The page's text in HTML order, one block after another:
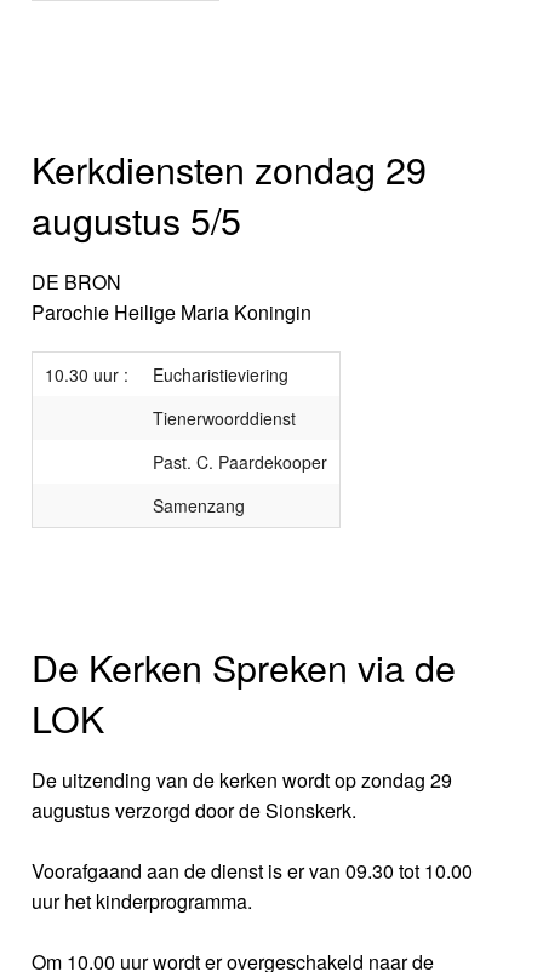
Kerkdiensten zondag 29
augustus 5/5
DE BRON
Parochie Heilige Maria Koningin
10.30 uur :
Eucharistieviering
Tienerwoorddienst
Past. C. Paardekooper
Samenzang
De Kerken Spreken via de
LOK
De uitzending van de kerken wordt op zondag 29
augustus verzorgd door de Sionskerk.
Voorafgaand aan de dienst is er van 09.30 tot 10.00
uur het kinderprogramma.
Om 10.00 uur wordt er overgeschakeld naar de